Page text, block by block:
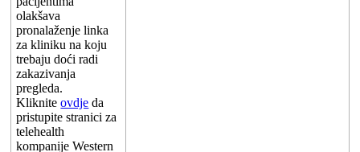
olakšava
pronalaženje linka
za kliniku na koju
trebaju doći radi
zakazivanja
pregleda.
Kliknite ovdje da
pristupite stranici za
telehealth
kompanije Western